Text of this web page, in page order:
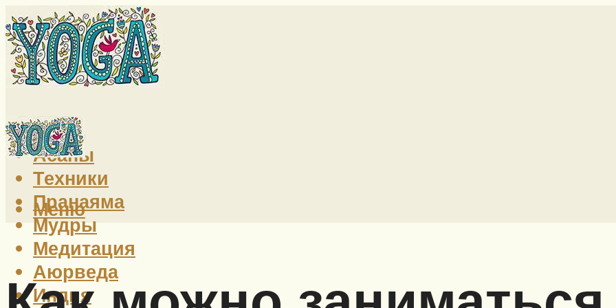
Йога
Асаны
Техники
Пранаяма
Мудры
Медитация
Аюрведа
Индия
Меню